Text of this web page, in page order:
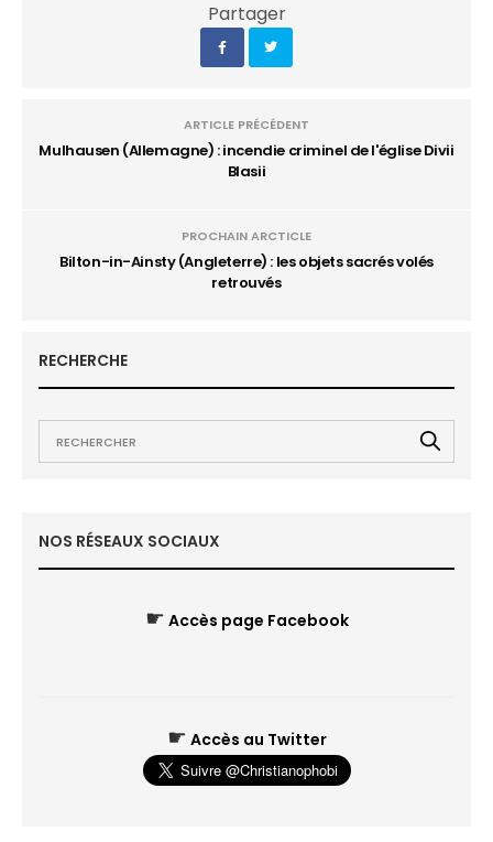
Partager
ARTICLE PRÉCÉDENT
Mulhausen (Allemagne) : incendie criminel de l'église Divii
Blasii
PROCHAIN ARCTICLE
Bilton-in-Ainsty (Angleterre) : les objets sacrés volés
retrouvés
RECHERCHE
NOS RÉSEAUX SOCIAUX
☛ Accès page Facebook
☛ Accès au Twitter